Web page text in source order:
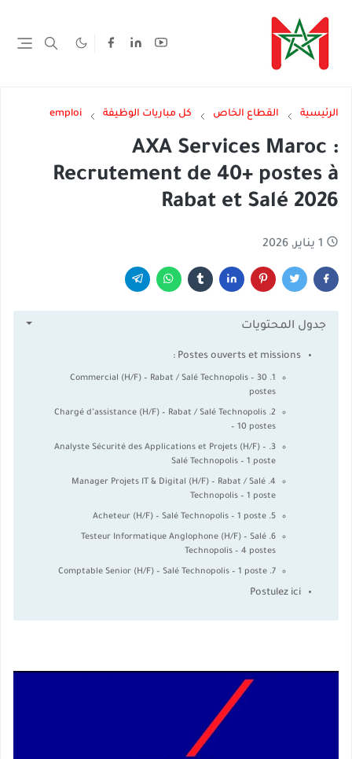
الرئيسية القطاع الخاص كل مباريات الوظيفة emploi
AXA Services Maroc :
Recrutement de 40+ postes à
Rabat et Salé 2026
1 يناير, 2026
جدول المحتويات
Postes ouverts et missions :
1. Commercial (H/F) – Rabat / Salé Technopolis – 30
postes
2. Chargé d’assistance (H/F) – Rabat / Salé Technopolis
– 10 postes
3. Analyste Sécurité des Applications et Projets (H/F) –
Salé Technopolis – 1 poste
4. Manager Projets IT & Digital (H/F) – Rabat / Salé
Technopolis – 1 poste
5. Acheteur (H/F) – Salé Technopolis – 1 poste
6. Testeur Informatique Anglophone (H/F) – Salé
Technopolis – 4 postes
7. Comptable Senior (H/F) – Salé Technopolis – 1 poste
Postulez ici